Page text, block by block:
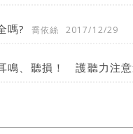
嗎? 喬依絲 2017/12/29
鳴、聽損！ 護聽力注